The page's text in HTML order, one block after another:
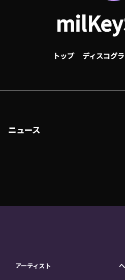
よくあ
トップ ディスコグ
ニュース
アーティスト